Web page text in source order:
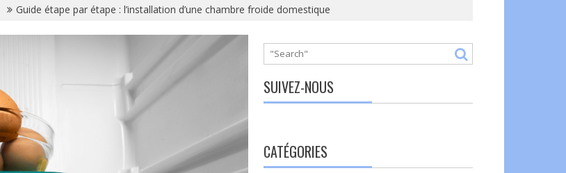
Guide étape par étape : l’installation d’une chambre froide domestique
SUIVEZ-NOUS
CATÉGORIES